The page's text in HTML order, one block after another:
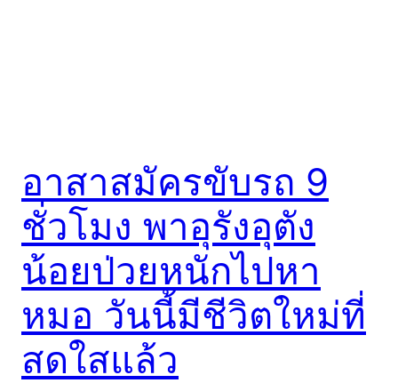
อาสาสมัครขับรถ 9
ชั่วโมง พาอุรังอุตัง
น้อยป่วยหนักไปหา
หมอ วันนี้มีชีวิตใหม่ที่
สดใสแล้ว